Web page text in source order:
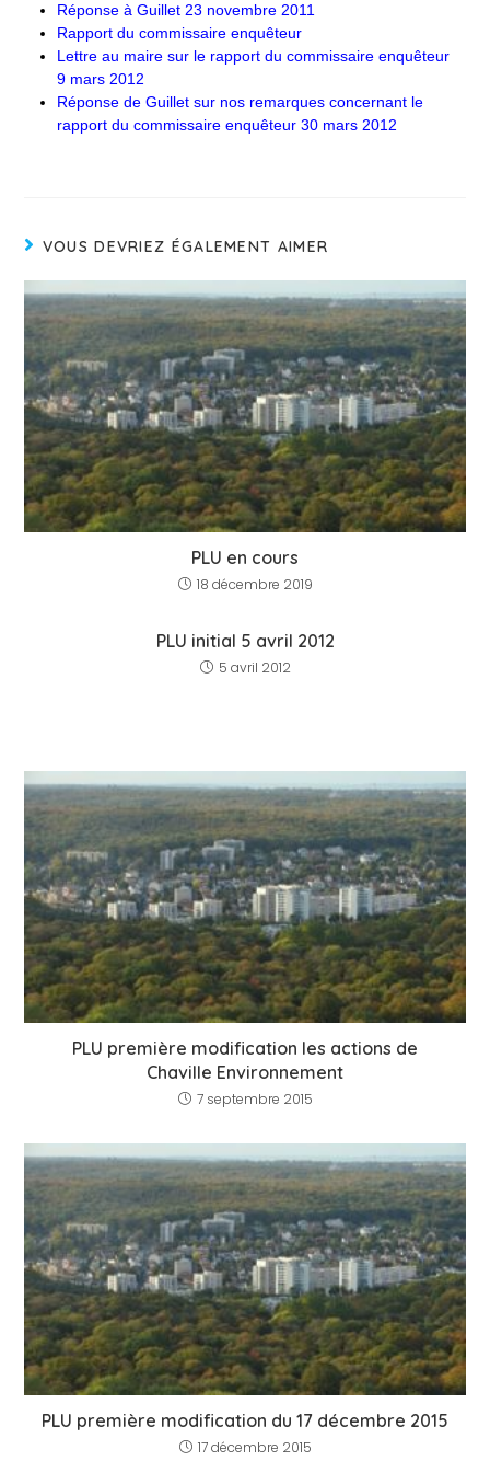
Réponse à Guillet 23 novembre 2011
Rapport du commissaire enquêteur
Lettre au maire sur le rapport du commissaire enquêteur
9 mars 2012
Réponse de Guillet sur nos remarques concernant le
rapport du commissaire enquêteur 30 mars 2012
VOUS DEVRIEZ ÉGALEMENT AIMER
PLU en cours
18 décembre 2019
PLU initial 5 avril 2012
5 avril 2012
PLU première modification les actions de
Chaville Environnement
7 septembre 2015
PLU première modification du 17 décembre 2015
17 décembre 2015